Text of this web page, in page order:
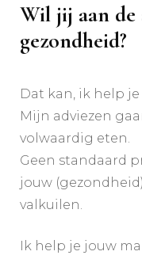
Wil jij aan de
gezondheid?
Dat kan, ik help
Mijn adviezen
volwaardig eten.
Geen standaard
jouw
valkuilen.
Ik help je jouw